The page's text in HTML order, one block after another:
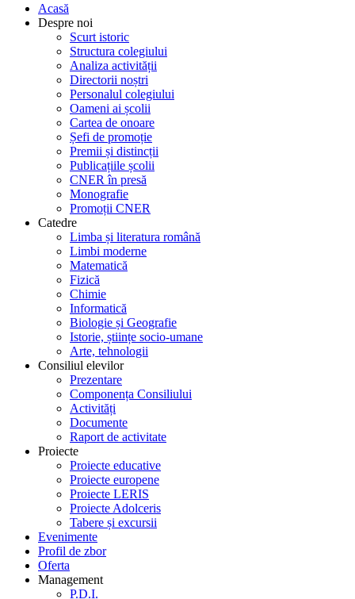
Acasă
Despre noi
Scurt istoric
Structura colegiului
Analiza activității
Directorii noștri
Personalul colegiului
Oameni ai școlii
Cartea de onoare
Șefi de promoție
Premii și distincții
Publicațiile școlii
CNER în presă
Monografie
Promoții CNER
Catedre
Limba și literatura română
Limbi moderne
Matematică
Fizică
Chimie
Informatică
Biologie și Geografie
Istorie, științe socio-umane
Arte, tehnologii
Consiliul elevilor
Prezentare
Componența Consiliului
Activități
Documente
Raport de activitate
Proiecte
Proiecte educative
Proiecte europene
Proiecte LERIS
Proiecte Adolceris
Tabere și excursii
Evenimente
Profil de zbor
Oferta
Management
P.D.I.